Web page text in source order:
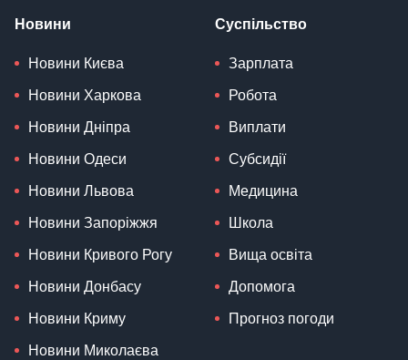
Новини
Новини Києва
Новини Харкова
Новини Дніпра
Новини Одеси
Новини Львова
Новини Запоріжжя
Новини Кривого Рогу
Новини Донбасу
Новини Криму
Новини Миколаєва
Суспільство
Зарплата
Робота
Виплати
Субсидії
Медицина
Школа
Вища освіта
Допомога
Прогноз погоди